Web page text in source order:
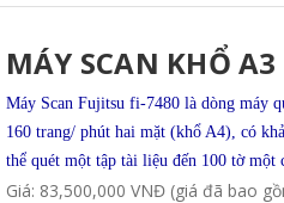
MÁY SCAN KHỔ
Máy Scan Fujitsu fi-7480 là dòng máy
160 trang/ phút hai mặt (khổ A4), có
thể quét một tập tài liệu đến 100 tờ một
Giá: 83,500,000 VNĐ (giá đã bao